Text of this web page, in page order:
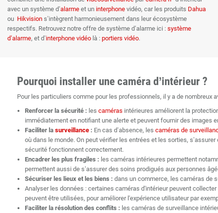
avec un système d’alarme et un interphone vidéo, car les produits Dahua
ou Hikvision s’intègrent harmonieusement dans leur écosystème
respectifs. Retrouvez notre offre de système d’alarme ici : système
d’alarme, et d’interphone vidéo là : portiers vidéo.
Pourquoi installer une caméra d’intérieur ?
Pour les particuliers comme pour les professionnels, il y a de nombreux
Renforcer la sécurité : les caméras intérieures améliorent la
immédiatement en notifiant une alerte et peuvent fournir des images
Faciliter la surveillance : En cas d’absence, les caméras de
où dans le monde. On peut vérifier les entrées et les sorties,
sécurité fonctionnent correctement.
Encadrer les plus fragiles : les caméras intérieures permettent
permettent aussi de s’assurer des soins prodigués aux personnes
Sécuriser les lieux et les biens : dans un commerce, les caméras de
Analyser les données : certaines caméras d'intérieur peuvent
peuvent être utilisées, pour améliorer l'expérience utilisateur par
Faciliter la résolution des conflits : les caméras de surveillance